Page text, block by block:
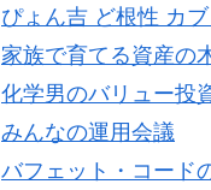
ぴょん吉 ど根性 カ
家族で育てる資産の
化学男のバリュー投
みんなの運用会議
バフェット・コード